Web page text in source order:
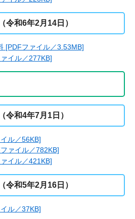
令和6年2月14日）
[PDFファイル／3.53MB]
イル／277KB]
令和4年7月1日）
ル／56KB]
ァイル／782KB]
イル／421KB]
令和5年2月16日）
ル／37KB]